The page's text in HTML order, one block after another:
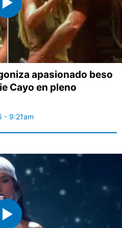
apasionado beso
Cayo en pleno
- 9:21am